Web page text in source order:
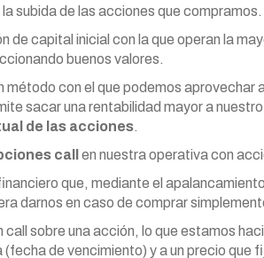
subida de las acciones que compramos.
de capital inicial con la que operan la
buenos valores.
con el que podemos aprovechar
sacar una rentabilidad mayor a
de las acciones.
call
en nuestra operativa con
que, mediante el
darnos en caso de comprar
sobre una acción, lo que estamos
(fecha de vencimiento) y a un precio